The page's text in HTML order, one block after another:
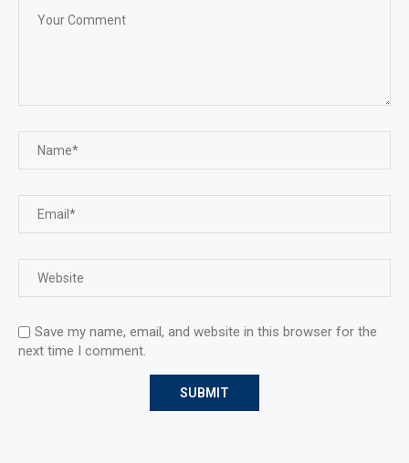
Save my name, email, and website in this browser for the
next time I comment.